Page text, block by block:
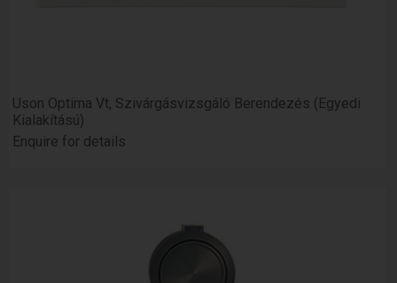
Uson Optima Vt, Szivárgásvizsgáló Berendezés (Egyedi
Kialakítású)
Enquire for details